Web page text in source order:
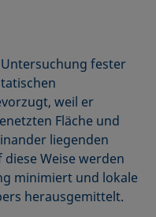
fester
weil er
Fläche und
liegenden
Weise werden
minimiert und lokale
herausgemittelt.